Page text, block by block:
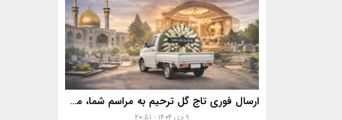
ارسال فوری تاج گل ترحیم به مراسم شما، مساجد، تالارها و بهشت زهرا با خدمات ویژه
۹ دی ۱۴۰۴ - ۲۰:۵۱